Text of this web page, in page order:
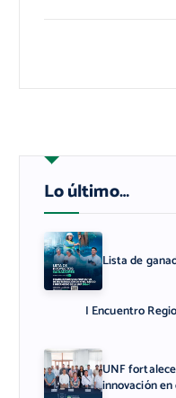
Lo último…
Lista de
I Encuentro
UNF
innovación